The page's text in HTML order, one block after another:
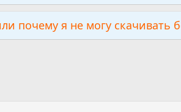
почему я не могу скачивать